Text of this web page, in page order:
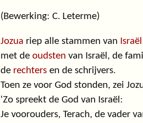
(Bewerking: C. Leterme)
Jozua riep alle stammen van Israël
met de oudsten van Israël, de
de rechtersen de schrijvers.
Toen ze voor God stonden, zei
'Zo spreekt de God van Israël:
Je voorouders, Terach, de vader